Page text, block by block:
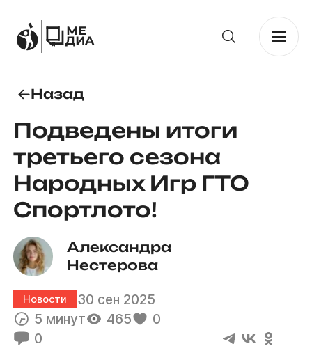
Назад
Подведены итоги
третьего сезона
Народных Игр ГТО
Спортлото!
Александра
Нестерова
Новости
30 сен 2025
5 минут
465
0
0